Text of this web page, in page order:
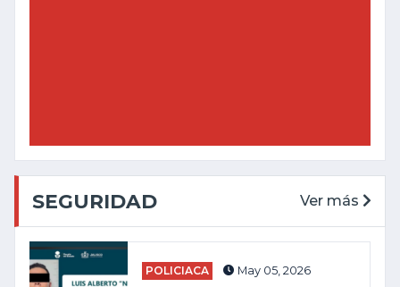
SEGURIDAD Ver más
POLICIACA May 05, 2026